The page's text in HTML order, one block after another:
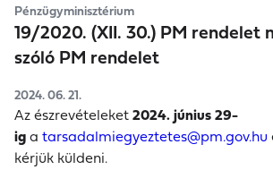
Pénzügyminisztérium
19/2020. (XII. 30.) PM rendelet
szóló PM rendelet
2024. 06. 21.
Az észrevételeket2024. június 29-
iga tarsadalmiegyeztetes@pm.gov.hu
kérjük küldeni.